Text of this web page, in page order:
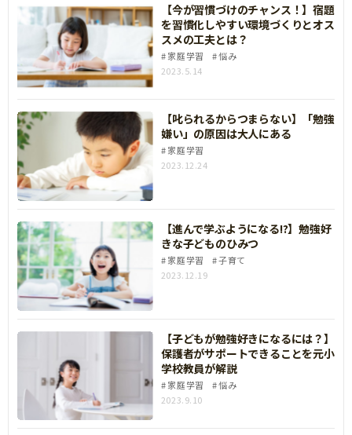
【今が習慣づけのチャンス！】宿題
を習慣化しやすい環境づくりとオス
スメの工夫とは？
家庭学習
悩み
2023.5.14
【叱られるからつまらない】「勉強
嫌い」の原因は大人にある
家庭学習
2023.12.24
【進んで学ぶようになる!?】勉強好
きな子どものひみつ
家庭学習
子育て
2023.12.19
【子どもが勉強好きになるには？】
保護者がサポートできることを元小
学校教員が解説
家庭学習
悩み
2023.9.10